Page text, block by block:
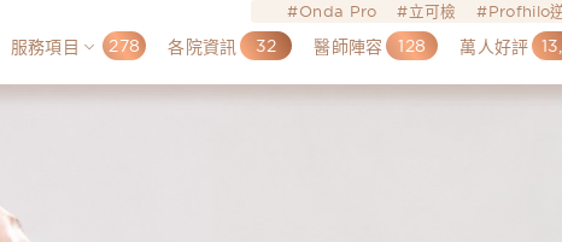
Onda Pro 立可檢 Profhilo
服務項目 278 各院資訊 32 醫師陣容 128 萬人好評